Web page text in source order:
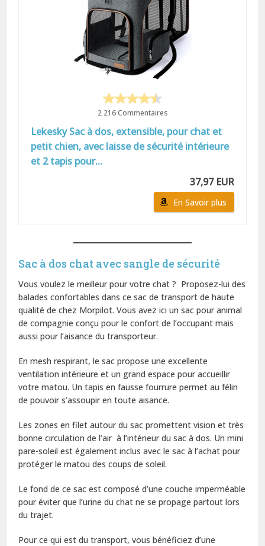
2 216 Commentaires
Lekesky Sac à dos, extensible, pour chat et
petit chien, avec laisse de sécurité intérieure
et 2 tapis pour...
37,97 EUR
En Savoir plus
Sac à dos chat avec sangle de sécurité
Vous voulez le meilleur pour votre chat ? Proposez-lui des
balades confortables dans ce sac de transport de haute
qualité de chez Morpilot. Vous avez ici un sac pour animal
de compagnie conçu pour le confort de l’occupant mais
aussi pour l’aisance du transporteur.
En mesh respirant, le sac propose une excellente
ventilation intérieure et un grand espace pour accueillir
votre matou. Un tapis en fausse fourrure permet au félin
de pouvoir s’assoupir en toute aisance.
Les zones en filet autour du sac promettent vision et très
bonne circulation de l’air à l’intérieur du sac à dos. Un mini
pare-soleil est également inclus avec le sac à l’achat pour
protéger le matou des coups de soleil.
Le fond de ce sac est composé d’une couche imperméable
pour éviter que l’urine du chat ne se propage partout lors
du trajet.
Pour ce qui est du transport, vous bénéficiez d’une